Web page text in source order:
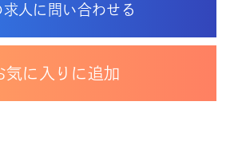
求人に問い合わせる
気に入りに追加